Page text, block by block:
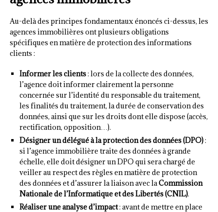
Au-delà des principes fondamentaux énoncés ci-dessus, les
agences immobilières ont plusieurs obligations
spécifiques en matière de protection des informations
clients :
Informer les clients: lors de la collecte des données,
l’agence doit informer clairement la personne
concernée sur l’identité du responsable du traitement,
les finalités du traitement, la durée de conservation des
données, ainsi que sur les droits dont elle dispose (accès,
rectification, opposition…).
Désigner un délégué à la protection des données (DPO):
si l’agence immobilière traite des données à grande
échelle, elle doit désigner un DPO qui sera chargé de
veiller au respect des règles en matière de protection
des données et d’assurer la liaison avec laCommission
Nationale de l’Informatique et des Libertés (CNIL).
Réaliser une analyse d’impact: avant de mettre en place